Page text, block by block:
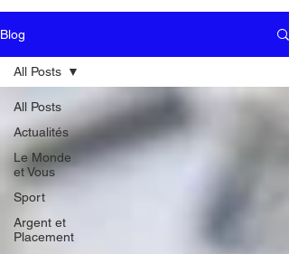
Blog
All Posts
Actualités
Le Monde
et Vous
Sport
Argent et
Placement
All Posts